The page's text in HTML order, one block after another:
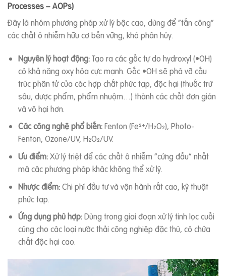
Processes – AOPs)
Đây là nhóm phương pháp xử lý bậc cao, dùng để “tấn công”
các chất ô nhiễm hữu cơ bền vững, khó phân hủy.
Nguyên lý hoạt động:Tạo ra các gốc tự do hydroxyl (•OH)
có khả năng oxy hóa cực mạnh. Gốc •OH sẽ phá vỡ cấu
trúc phân tử của các hợp chất phức tạp, độc hại (thuốc trừ
sâu, dược phẩm, phẩm nhuộm…) thành các chất đơn giản
và vô hại hơn.
Các công nghệ phổ biến:Fenton (Fe²⁺/H₂O₂), Photo-
Fenton, Ozone/UV, H₂O₂/UV.
Ưu điểm:Xử lý triệt để các chất ô nhiễm “cứng đầu” nhất
mà các phương pháp khác không thể xử lý.
Nhược điểm:Chi phí đầu tư và vận hành rất cao, kỹ thuật
phức tạp.
Ứng dụng phù hợp:Dùng trong giai đoạn xử lý tinh lọc cuối
cùng cho các loại nước thải công nghiệp đặc thù, có chứa
chất độc hại cao.